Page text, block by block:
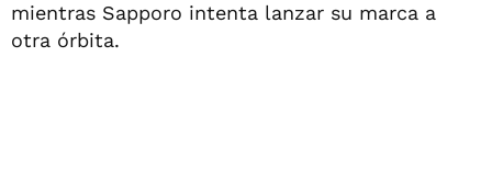
mientras Sapporo intenta lanzar su marca a
otra órbita.